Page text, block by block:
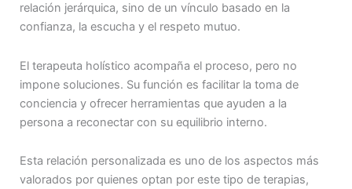
relación jerárquica, sino de un vínculo basado en la
confianza, la escucha y el respeto mutuo.
El terapeuta holístico acompaña el proceso, pero no
impone soluciones. Su función es facilitar la toma de
conciencia y ofrecer herramientas que ayuden a la
persona a reconectar con su equilibrio interno.
Esta relación personalizada es uno de los aspectos más
valorados por quienes optan por este tipo de terapias,